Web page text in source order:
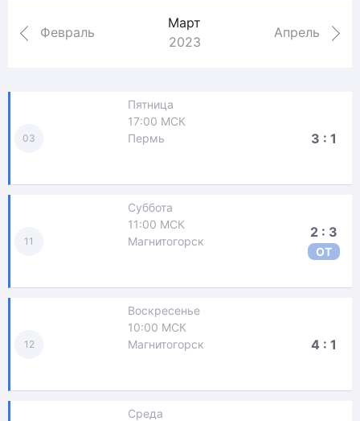
Февраль
Март
2023
Апрель
03
Пятница
17:00 МСК
Пермь
3 : 1
11
Суббота
11:00 МСК
Магнитогорск
2 : 3
ОТ
12
Воскресенье
10:00 МСК
Магнитогорск
4 : 1
Среда